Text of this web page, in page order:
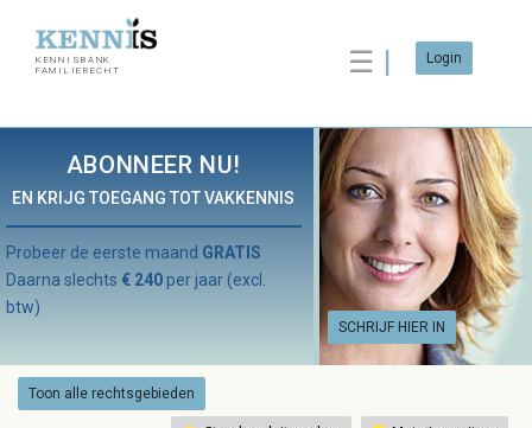
KENNISBANK
FAMILIERECHT
☰ Login
ABONNEER NU!
EN KRIJG TOEGANG TOT VAKKENNIS
SCHRIJF HIER IN
Probeer de eerste maand GRATIS
Daarna slechts € 240 per jaar (excl.
btw)
Toon alle rechtsgebieden